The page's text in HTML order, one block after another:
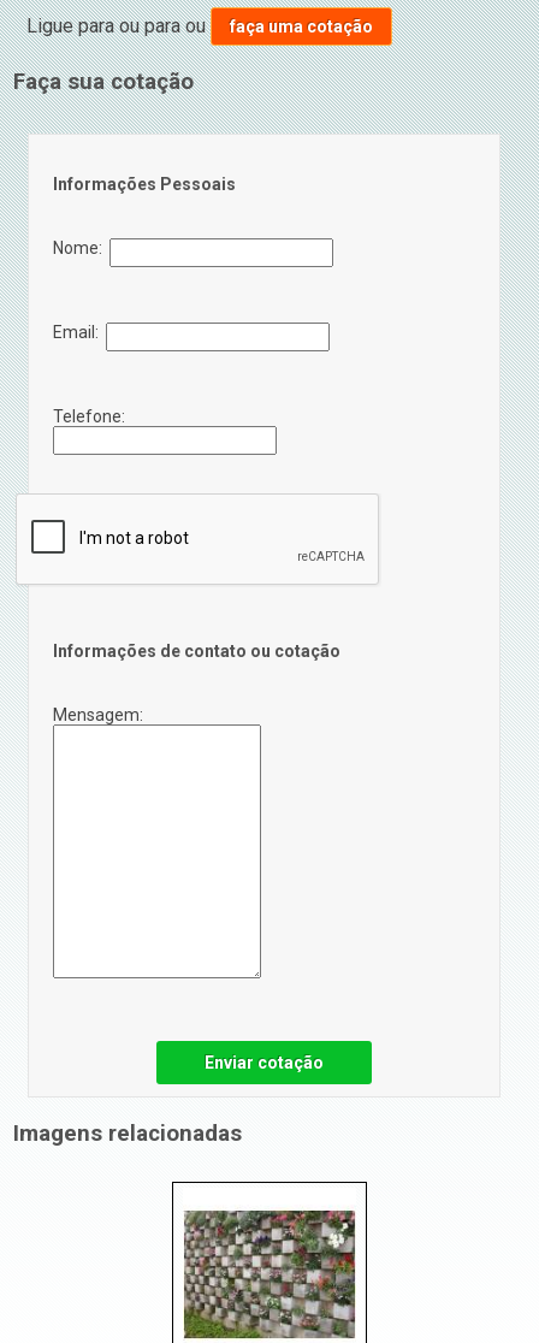
Ligue paraou paraou faça uma cotação
Faça sua cotação
Informações Pessoais
Nome:
Email:
Telefone:
Informações de contato ou cotação
Mensagem:
Enviar cotação
Imagens relacionadas